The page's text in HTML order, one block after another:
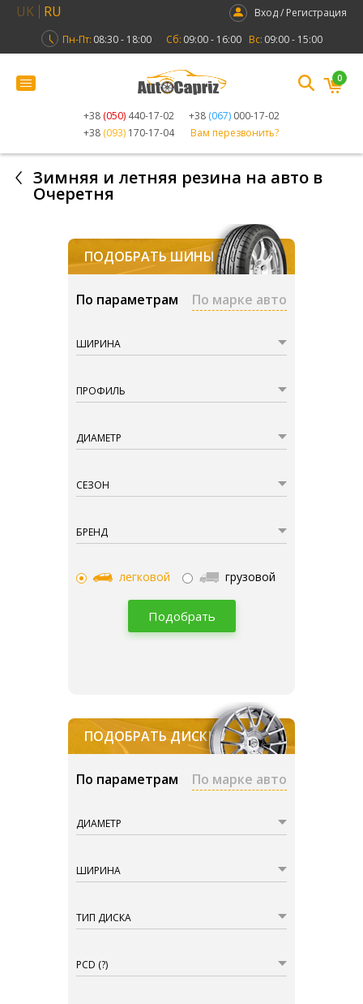
UK RU
Вход / Регистрация
Пн-Пт: 08:30 - 18:00 Сб: 09:00 - 16:00 Вс: 09:00 - 15:00
+38 (050) 440-17-02 +38 (067) 000-17-02
+38 (093) 170-17-04 Вам перезвонить?
0
Зимняя и летняя резина на авто в
Очеретня
ПОДОБРАТЬ ШИНЫ
По параметрам По марке авто
ШИРИНА
ПРОФИЛЬ
ДИАМЕТР
СЕЗОН
БРЕНД
легковой грузовой
Подобрать
ПОДОБРАТЬ ДИСКИ
По параметрам По марке авто
ДИАМЕТР
ШИРИНА
ТИП ДИСКА
PCD (?)